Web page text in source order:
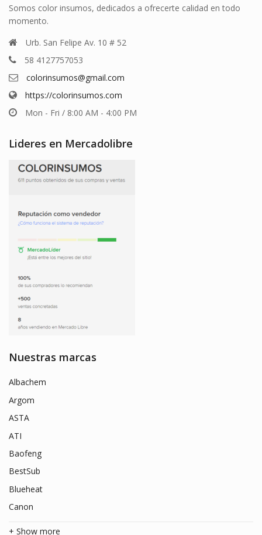
Somos color insumos, dedicados a ofrecerte calidad en todo
momento.
Urb. San Felipe Av. 10 # 52
58 4127757053
colorinsumos@gmail.com
https://colorinsumos.com
Mon - Fri / 8:00 AM - 4:00 PM
Lideres en Mercadolibre
Nuestras marcas
Albachem
Argom
ASTA
ATI
Baofeng
BestSub
Blueheat
Canon
+ Show more